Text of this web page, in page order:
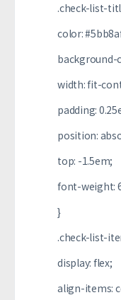
.check-list-
color:
background-
width: fit-
padding:
position:
top: -1.5em;
font-weight:
}
.check-list-
display: flex;
align-items: